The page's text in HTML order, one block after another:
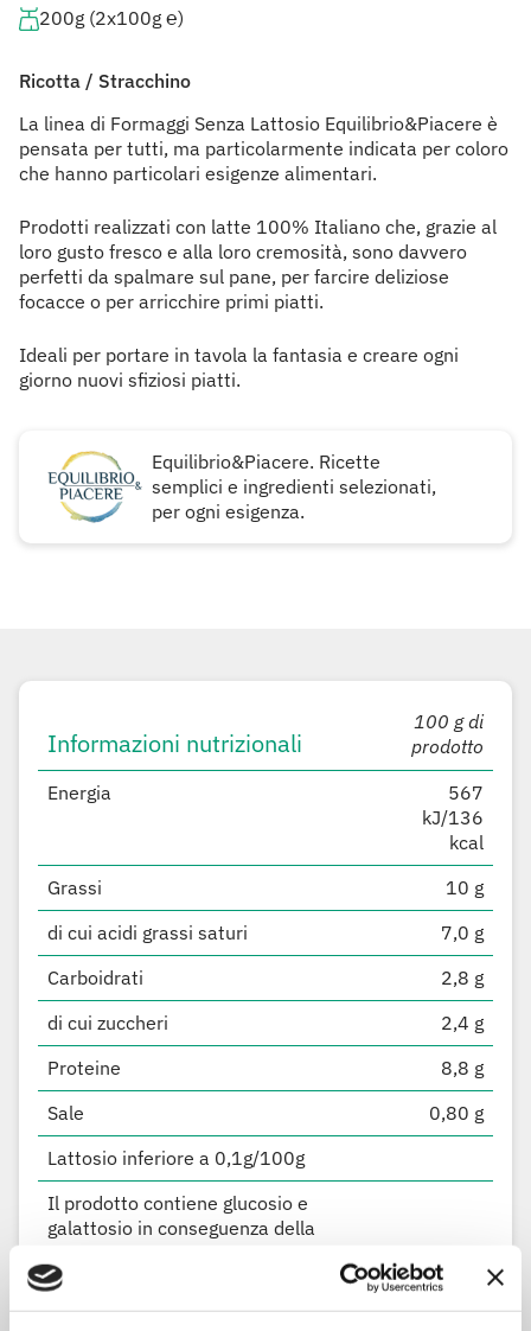
200g (2x100g ℮)
Ricotta / Stracchino
La linea di Formaggi Senza Lattosio Equilibrio&Piacere è
pensata per tutti, ma particolarmente indicata per coloro
che hanno particolari esigenze alimentari.
Prodotti realizzati con latte 100% Italiano che, grazie al
loro gusto fresco e alla loro cremosità, sono davvero
perfetti da spalmare sul pane, per farcire deliziose
focacce o per arricchire primi piatti.
Ideali per portare in tavola la fantasia e creare ogni
giorno nuovi sfiziosi piatti.
Equilibrio&Piacere. Ricette
semplici e ingredienti selezionati,
per ogni esigenza.
Informazioni nutrizionali
100 g di
prodotto
Energia
567
kJ/136
kcal
Grassi
10 g
di cui acidi grassi saturi
7,0 g
Carboidrati
2,8 g
di cui zuccheri
2,4 g
Proteine
8,8 g
Sale
0,80 g
Lattosio inferiore a 0,1g/100g
Il prodotto contiene glucosio e
galattosio in conseguenza della